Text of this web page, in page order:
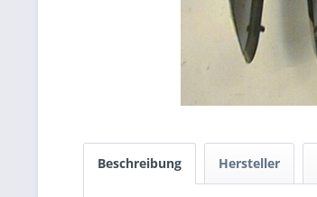
Beschreibung Hersteller